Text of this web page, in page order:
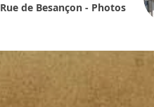
de Besançon - Photos